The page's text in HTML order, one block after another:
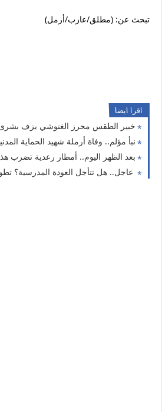
تبحث عن: (مطلق/عازب/أرمل)
اقرا ايضا
خبير الطقس محرز الغنوشي يزف بشرى
نبأ مؤلم.. وفاة أرملة شهيد الحماية
بعد الظهر اليوم.. أمطار رعدية تضرب
عاجل.. هل تتأجل العودة المدرسية؟ تطورات جديدة